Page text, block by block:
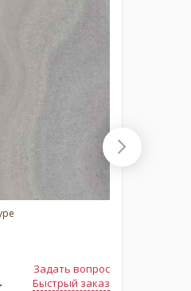
Задать вопрос
Быстрый заказ